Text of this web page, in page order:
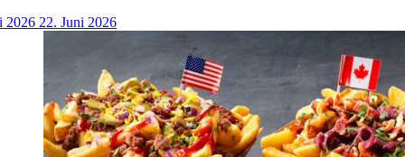
2026 22. Juni 2026